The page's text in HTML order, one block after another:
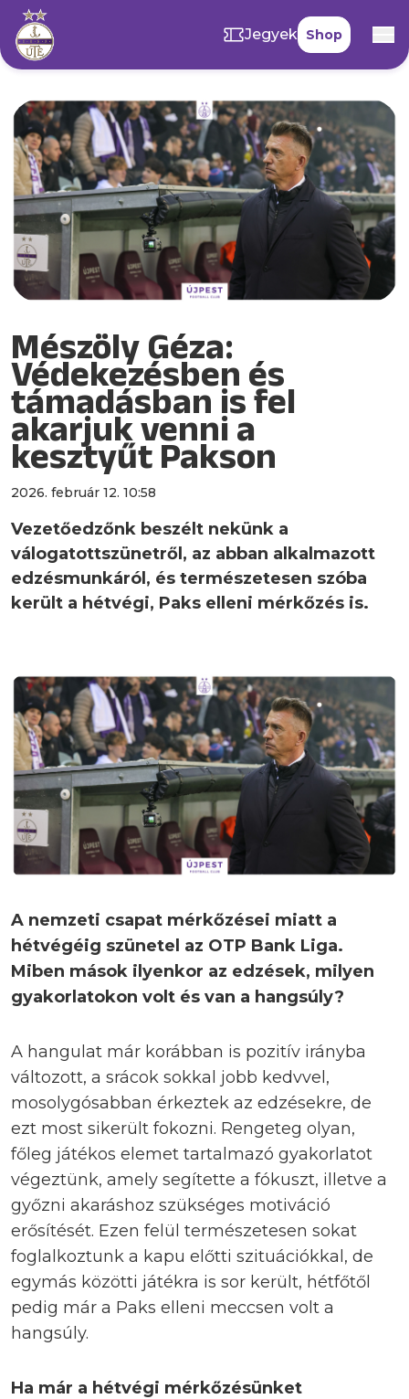
Jegyek Shop
Mészöly Géza:
Védekezésben és
támadásban is fel
akarjuk venni a
kesztyűt Pakson
2026. február 12. 10:58
Vezetőedzőnk beszélt nekünk a
válogatottszünetről, az abban alkalmazott
edzésmunkáról, és természetesen szóba
került a hétvégi, Paks elleni mérkőzés is.
A nemzeti csapat mérkőzései miatt a
hétvégéig szünetel az OTP Bank Liga.
Miben mások ilyenkor az edzések, milyen
gyakorlatokon volt és van a hangsúly?
A hangulat már korábban is pozitív irányba
változott, a srácok sokkal jobb kedvvel,
mosolygósabban érkeztek az edzésekre, de
ezt most sikerült fokozni. Rengeteg olyan,
főleg játékos elemet tartalmazó gyakorlatot
végeztünk, amely segítette a fókuszt, illetve a
győzni akaráshoz szükséges motiváció
erősítését. Ezen felül természetesen sokat
foglalkoztunk a kapu előtti szituációkkal, de
egymás közötti játékra is sor került, hétfőtől
pedig már a Paks elleni meccsen volt a
hangsúly.
Ha már a hétvégi mérkőzésünket